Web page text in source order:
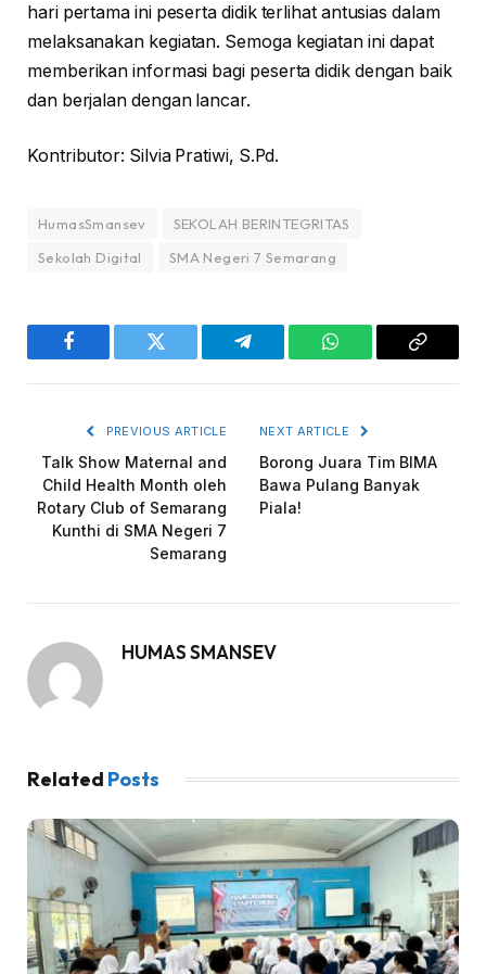
hari pertama ini peserta didik terlihat antusias dalam
melaksanakan kegiatan. Semoga kegiatan ini dapat
memberikan informasi bagi peserta didik dengan baik
dan berjalan dengan lancar.
Kontributor: Silvia Pratiwi, S.Pd.
HumasSmansev
SEKOLAH BERINTEGRITAS
Sekolah Digital
SMA Negeri 7 Semarang
Facebook Twitter Telegram WhatsAppCopy
PREVIOUS ARTICLE
Talk Show Maternal and
Child Health Month oleh
Rotary Club of Semarang
Kunthi di SMA Negeri 7
Semarang
NEXT ARTICLE
Borong Juara Tim BIMA
Bawa Pulang Banyak
Piala!
HUMAS SMANSEV
Related Posts